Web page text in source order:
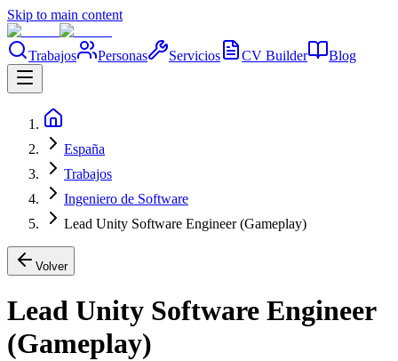
Skip to main content
Trabajos Personas Servicios CV Builder Blog
España
Trabajos
Ingeniero de Software
Lead Unity Software Engineer (Gameplay)
Volver
Lead Unity Software Engineer
(Gameplay)